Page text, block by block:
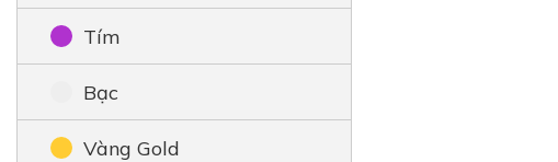
Tím
Bạc
Vàng Gold